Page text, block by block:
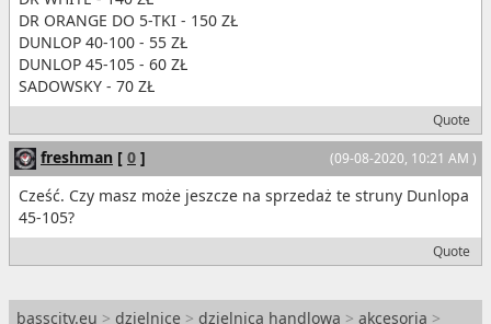
DR ORANGE DO 5-TKI - 150 ZŁ
DUNLOP 40-100 - 55 ZŁ
DUNLOP 45-105 - 60 ZŁ
SADOWSKY - 70 ZŁ
Quote
(09-08-2020, 10:21 AM )
freshman [ 0 ]
Cześć. Czy masz może jeszcze na sprzedaż te struny Dunlopa
45-105?
Quote
basscity.eu > dzielnice > dzielnica handlowa > akcesoria >